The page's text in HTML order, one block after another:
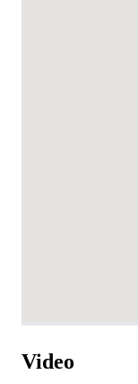
Video